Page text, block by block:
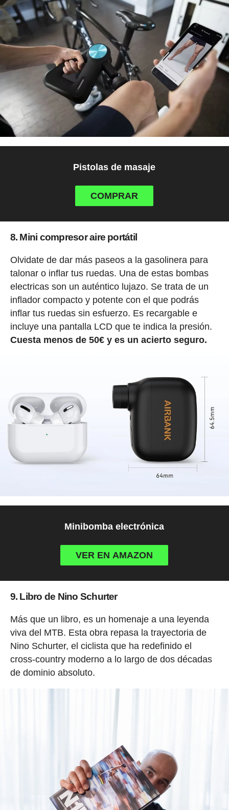
Pistolas de masaje
COMPRAR
8. Mini compresor aire portátil
Olvidate de dar más paseos a la gasolinera para
talonar o inflar tus ruedas. Una de estas bombas
electricas son un auténtico lujazo. Se trata de un
inflador compacto y potente con el que podrás
inflar tus ruedas sin esfuerzo. Es recargable e
incluye una pantalla LCD que te indica la presión.
Cuesta menos de 50€ y es un acierto seguro.
Minibomba electrónica
VER EN AMAZON
9. Libro de Nino Schurter
Más que un libro, es un homenaje a una leyenda
viva del MTB. Esta obra repasa la trayectoria de
Nino Schurter, el ciclista que ha redefinido el
cross-country moderno a lo largo de dos décadas
de dominio absoluto.